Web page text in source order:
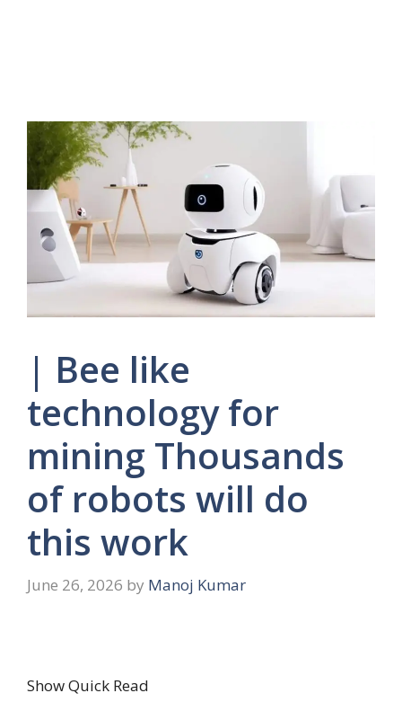
| Bee like
technology for
mining Thousands
of robots will do
this work
June 26, 2026 by Manoj Kumar
Show Quick Read